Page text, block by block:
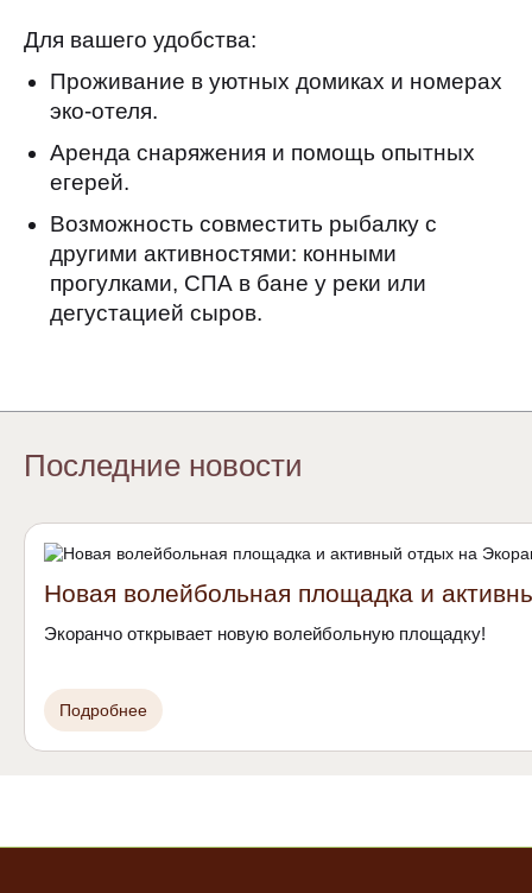
Для вашего удобства:
Проживание в уютных домиках и номерах
эко-отеля.
Аренда снаряжения и помощь опытных
егерей.
Возможность совместить рыбалку с
другими активностями: конными
прогулками, СПА в бане у реки или
дегустацией сыров.
Последние новости
Новая волейбольная площадка и
Экоранчо открывает новую волейбольную площадку!
Подробнее